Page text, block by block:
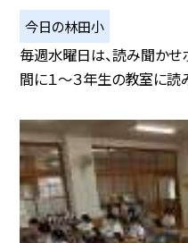
今日の林田小
毎週水曜日は、読み聞かせ
間に１〜３年生の教室に読